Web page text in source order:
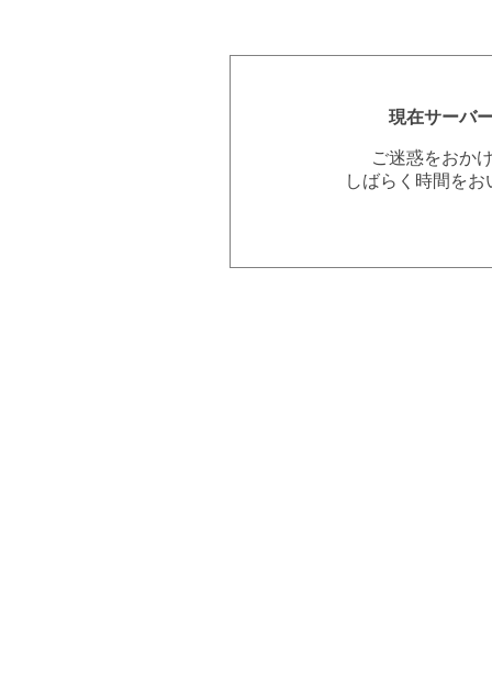
現在サーバ
ご迷惑をおか
しばらく時間を